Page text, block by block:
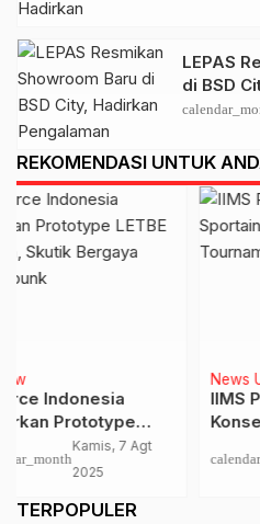
LEPAS
di BSD
REKOMENDASI UNTUK
IIMS Perkenalkan
Konsep Sportainment,
Gelar Golf Tournament
calendar_month
Rabu, 21 Jan
TERPOPULER